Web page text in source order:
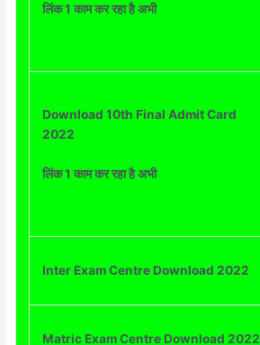
लिंक 1 काम कर रहा है अभी
Download 10th Final Admit Card
2022
लिंक 1 काम कर रहा है अभी
Inter Exam Centre Download 2022
Matric Exam Centre Download 2022